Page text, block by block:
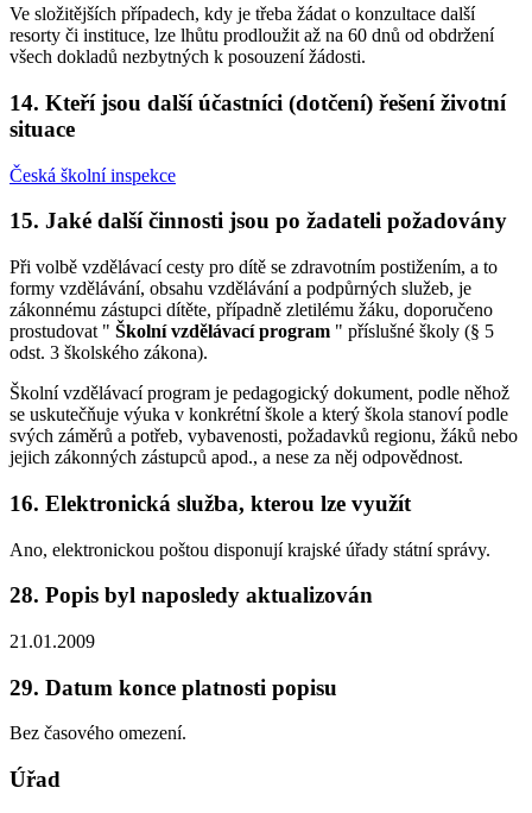
Ve složitějších případech, kdy je třeba žádat o konzultace další
resorty či instituce, lze lhůtu prodloužit až na 60 dnů od obdržení
všech dokladů nezbytných k posouzení žádosti.
14. Kteří jsou další účastníci (dotčení) řešení životní
situace
Česká školní inspekce
15. Jaké další činnosti jsou po žadateli požadovány
Při volbě vzdělávací cesty pro dítě se zdravotním postižením, a to
formy vzdělávání, obsahu vzdělávání a podpůrných služeb, je
zákonnému zástupci dítěte, případně zletilému žáku, doporučeno
prostudovat " Školní vzdělávací program " příslušné školy (§ 5
odst. 3 školského zákona).
Školní vzdělávací program je pedagogický dokument, podle něhož
se uskutečňuje výuka v konkrétní škole a který škola stanoví podle
svých záměrů a potřeb, vybavenosti, požadavků regionu, žáků nebo
jejich zákonných zástupců apod., a nese za něj odpovědnost.
16. Elektronická služba, kterou lze využít
Ano, elektronickou poštou disponují krajské úřady státní správy.
28. Popis byl naposledy aktualizován
21.01.2009
29. Datum konce platnosti popisu
Bez časového omezení.
Úřad